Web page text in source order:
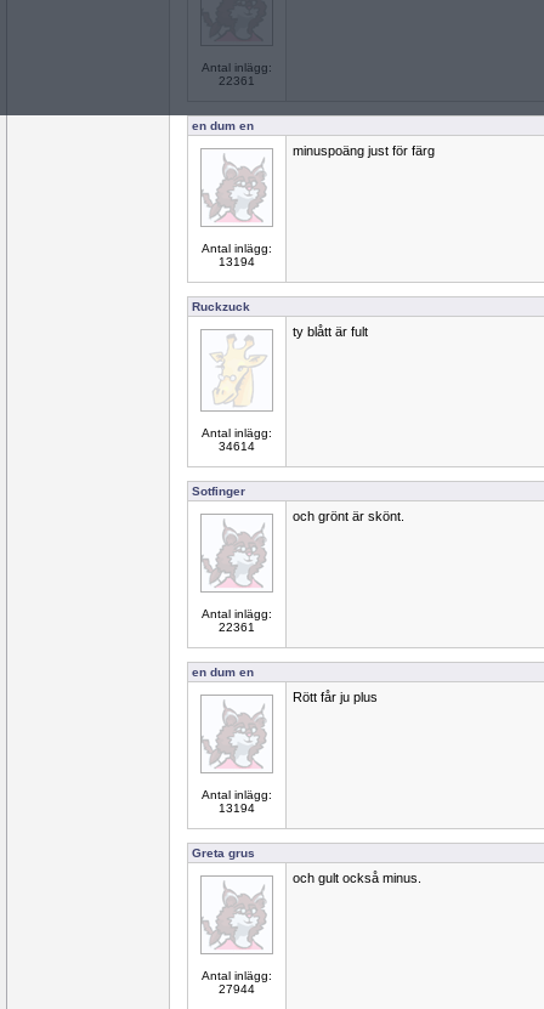
Antal inlägg:
22361
en dum en
Antal inlägg:
13194
minuspoäng just för färg
Ruckzuck
Antal inlägg:
34614
ty blått är fult
Sotfinger
Antal inlägg:
22361
och grönt är skönt.
en dum en
Antal inlägg:
13194
Rött får ju plus
Greta grus
Antal inlägg:
27944
och gult också minus.